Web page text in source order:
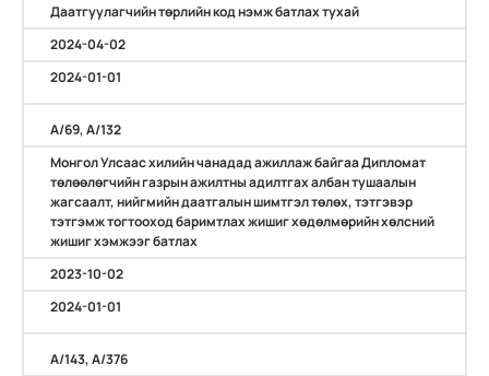
Даатгуулагчийн төрлийн код нэмж батлах тухай
2024-04-02
2024-01-01
А/69, А/132
Монгол Улсаас хилийн чанадад ажиллаж байгаа Дипломат
төлөөлөгчийн газрын ажилтны адилтгах албан тушаалын
жагсаалт, нийгмийн даатгалын шимтгэл төлөх, тэтгэвэр
тэтгэмж тогтооход баримтлах жишиг хөдөлмөрийн хөлсний
жишиг хэмжээг батлах
2023-10-02
2024-01-01
А/143, А/376